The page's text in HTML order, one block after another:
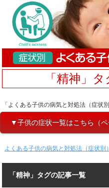
「精神」
「よくある子供の病気と対処法（症状
▼子供の症状一覧はこちら（ペ
よくある子供の病気と対処法（症状別
「精神」タグの記事一覧